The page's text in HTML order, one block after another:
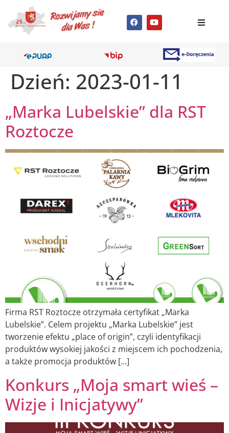
Dzień: 2023-01-11
„Marka Lubelskie” dla RST
Roztocze
Firma RST Roztocze otrzymała certyfikat „Marka
Lubelskie”. Celem projektu „Marka Lubelskie” jest
tworzenie efektu „place of origin”, czyli identyfikacji
produktów wysokiej jakości z miejscem ich pochodzenia,
a także promocja produktów […]
Konkurs „Moja smart wieś –
Wizje i Inicjatywy”